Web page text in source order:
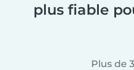
plus fiable
Plus de